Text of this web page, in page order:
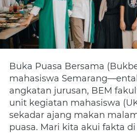
Buka Puasa Bersama
mahasiswa
angkatan jurusan, BEM
unit kegiatan mahasiswa
sekadar ajang makan
puasa. Mari kita akui fakta